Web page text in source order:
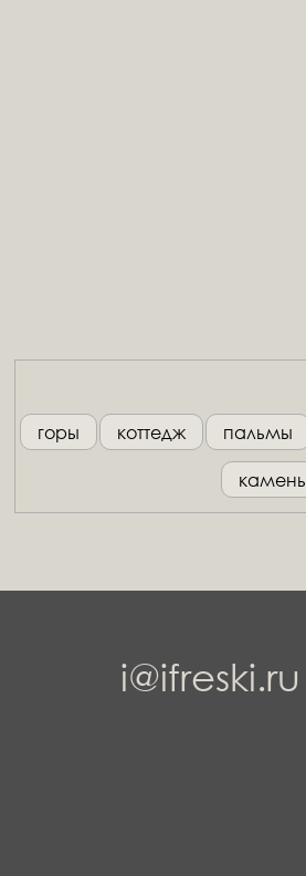
горы коттедж пальмы
камень
i@ifreski.ru